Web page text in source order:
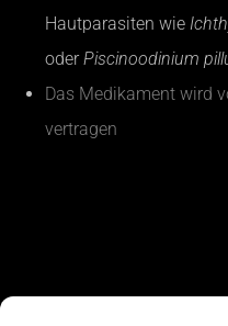
Hautparasiten wie
oder Piscinoodinium
Das Medikament wird
vertragen